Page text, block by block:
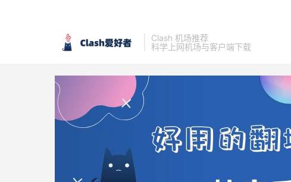
Clash 机场推荐
科学上网机场与客户端下载